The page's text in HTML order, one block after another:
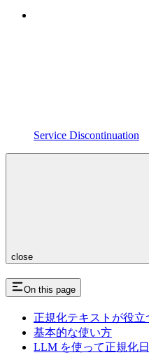
Service Discontinuation
close
On this page
正規化テキストが役立
基本的な使い方
LLM を使って正規化